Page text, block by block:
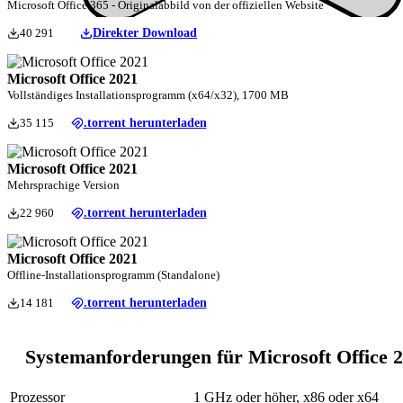
Microsoft Office 365 - Originalabbild von der offiziellen Website
40 291 Direkter Download
Microsoft Office 2021
Vollständiges Installationsprogramm (x64/x32), 1700 MB
35 115 .torrent herunterladen
Microsoft Office 2021
Mehrsprachige Version
22 960 .torrent herunterladen
Microsoft Office 2021
Offline-Installationsprogramm (Standalone)
14 181 .torrent herunterladen
Systemanforderungen für Microsoft Office
Prozessor 1 GHz oder höher, x86 oder x64